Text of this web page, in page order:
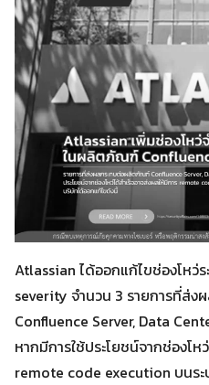
Atlassian ได้ออกแก้ไขช่องโหว่
severity จำนวน 3 รายการที่ส่
Confluence Server, Data
หากมีการใช้ประโยชน์จากช่องโห
remote code execution บนร